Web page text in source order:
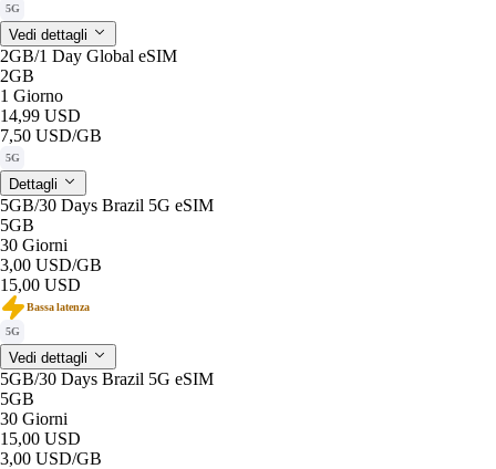
5G
Vedi dettagli
2GB/1 Day Global eSIM
2GB
1 Giorno
14,99 USD
7,50 USD/GB
5G
Dettagli
5GB/30 Days Brazil 5G eSIM
5GB
30 Giorni
3,00 USD/GB
15,00 USD
Bassa latenza
5G
Vedi dettagli
5GB/30 Days Brazil 5G eSIM
5GB
30 Giorni
15,00 USD
3,00 USD/GB